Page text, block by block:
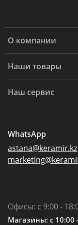
О компании
Наши товары
Наш сервис
WhatsApp
astana@keramir.kz
Офисы: с 9:00 -
Магазины: c 10:00